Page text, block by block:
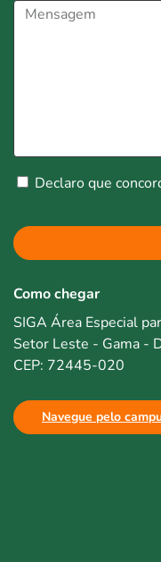
Declaro que
Como chegar
SIGA Área Especial
Setor Leste - Gama -
CEP: 72445-020
Navegue pelo